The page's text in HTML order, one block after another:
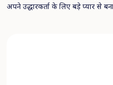
अपने उद्धारकर्ता के लिए बड़े प्यार से